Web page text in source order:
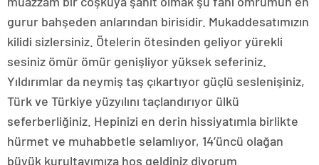
gurur bahşeden anlarından birisidir. Mukaddesatımızın
kilidi sizlersiniz. Ötelerin ötesinden geliyor yürekli
sesiniz ömür ömür genişliyor yüksek seferiniz.
Yıldırımlar da neymiş taş çıkartıyor güçlü seslenişiniz,
Türk ve Türkiye yüzyılını taçlandırıyor ülkü
seferberliğiniz. Hepinizi en derin hissiyatımla birlikte
hürmet ve muhabbetle selamlıyor, 14’üncü olağan
büyük kurultayımıza hoş geldiniz diyorum.